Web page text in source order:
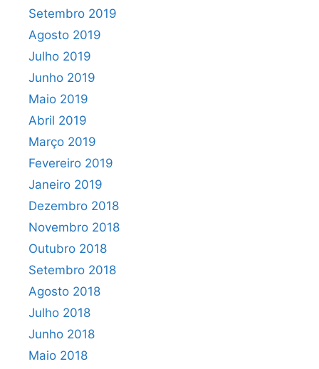
Setembro 2019
Agosto 2019
Julho 2019
Junho 2019
Maio 2019
Abril 2019
Março 2019
Fevereiro 2019
Janeiro 2019
Dezembro 2018
Novembro 2018
Outubro 2018
Setembro 2018
Agosto 2018
Julho 2018
Junho 2018
Maio 2018